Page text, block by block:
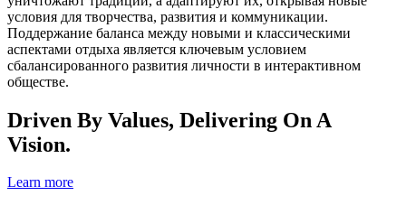
условия для творчества, развития и коммуникации.
Поддержание баланса между новыми и классическими
аспектами отдыха является ключевым условием
сбалансированного развития личности в интерактивном
обществе.
Driven By Values, Delivering On A
Vision.
Learn more